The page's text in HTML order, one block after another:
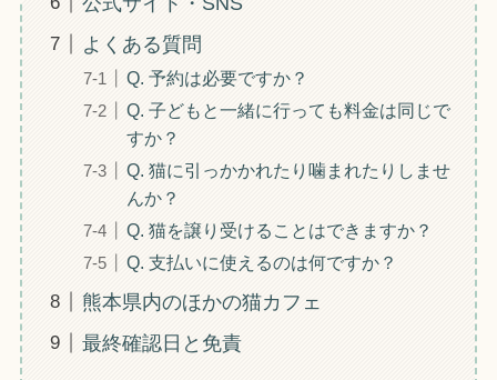
よくある質問
Q. 予約は必要ですか？
Q. 子どもと一緒に行っても料金は同じで
すか？
Q. 猫に引っかかれたり噛まれたりしませ
んか？
Q. 猫を譲り受けることはできますか？
Q. 支払いに使えるのは何ですか？
熊本県内のほかの猫カフェ
最終確認日と免責